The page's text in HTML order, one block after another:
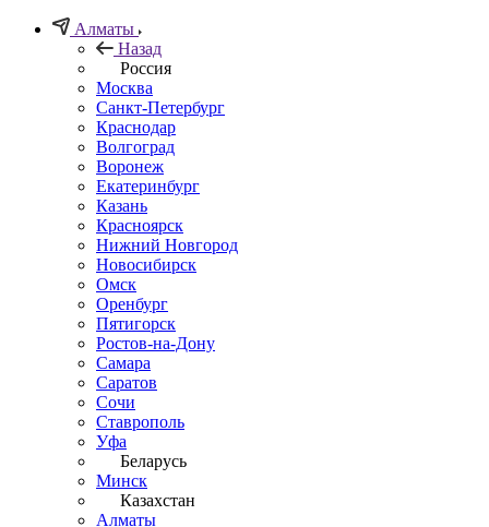
Алматы
Назад
Россия
Москва
Санкт-Петербург
Краснодар
Волгоград
Воронеж
Екатеринбург
Казань
Красноярск
Нижний Новгород
Новосибирск
Омск
Оренбург
Пятигорск
Ростов-на-Дону
Самара
Саратов
Сочи
Ставрополь
Уфа
Беларусь
Минск
Казахстан
Алматы